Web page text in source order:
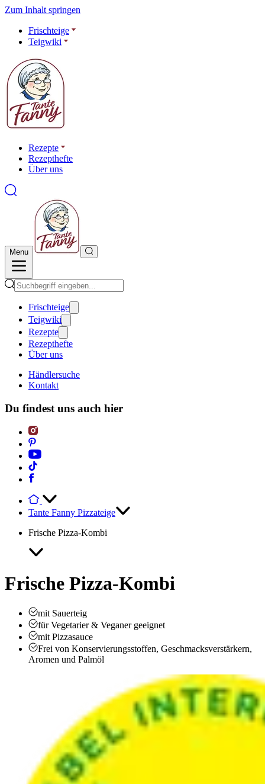
Zum Inhalt springen
Frischteige
Teigwiki
Rezepte
Rezepthefte
Über uns
Menu
Frischteige
Teigwiki
Rezepte
Rezepthefte
Über uns
Händlersuche
Kontakt
Du findest uns auch hier
Tante Fanny Pizzateige
Frische Pizza-Kombi
Frische Pizza-Kombi
mit Sauerteig
für Vegetarier & Veganer geeignet
mit Pizzasauce
Frei von Konservierungsstoffen, Geschmacksverstärkern,
Aromen und Palmöl